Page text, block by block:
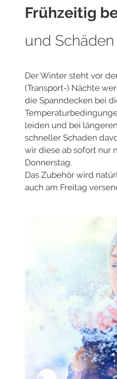
Frühzeitig
und
Der Winter steht vor
(Transport-) Nächte
die Spanndecken bei
Temperatur
leiden und bei
schneller Schaden
wir diese ab sofort nur
Donnerstag.
Das Zubehör wird
auch am Freitag